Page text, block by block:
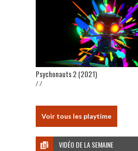
Psychonauts 2 (2021)
/ /
Voir tous les playtime
VIDÉO DE LA SEMAINE